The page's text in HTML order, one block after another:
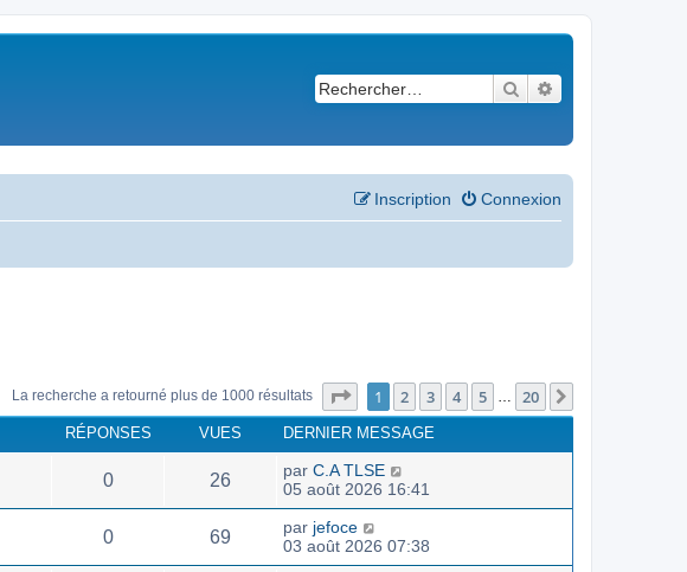
Rechercher
Connexion
Inscription
La recherche a retourné plus de 1000 résultats Page sur20
1 2 3 4 5 … 20
RÉPONSES VUES DERNIER MESSAGE
0 26 par C.A TLSE
05 août 2026 16:41
0 69 par jefoce
03 août 2026 07:38